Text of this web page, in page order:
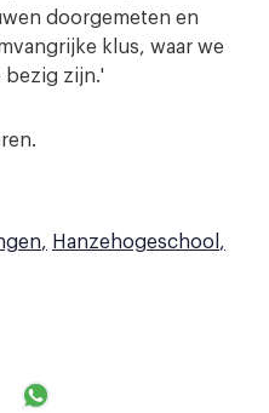
doorgemeten en
klus, waar we
bezig zijn.'
Hanzehogeschool